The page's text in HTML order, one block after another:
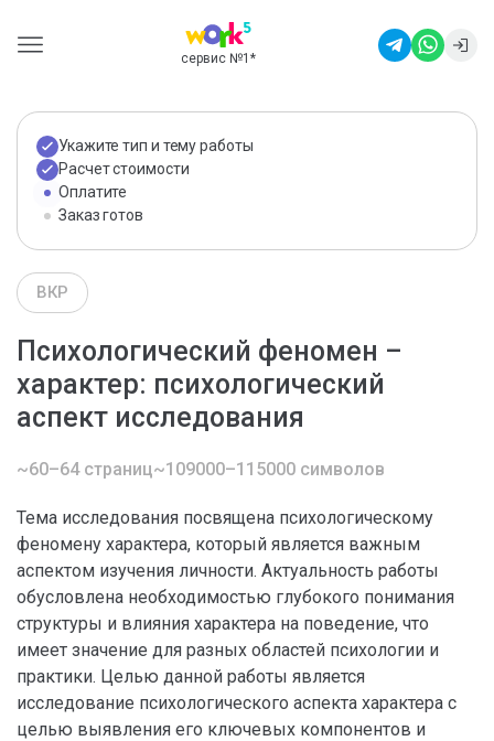
сервис №1 *
Укажите тип и тему работы
Расчет стоимости
Оплатите
Заказ готов
ВКР
Психологический феномен –
характер: психологический
аспект исследования
~60–64 страниц~109000–115000 символов
Тема исследования посвящена психологическому
феномену характера, который является важным
аспектом изучения личности. Актуальность работы
обусловлена необходимостью глубокого понимания
структуры и влияния характера на поведение, что
имеет значение для разных областей психологии и
практики. Целью данной работы является
исследование психологического аспекта характера с
целью выявления его ключевых компонентов и